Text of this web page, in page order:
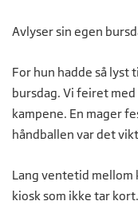
Avlyser sin egen
For hun hadde så lyst
bursdag. Vi feiret
kampene. En mager
håndballen var det
Lang ventetid mellom
kiosk som ikke tar